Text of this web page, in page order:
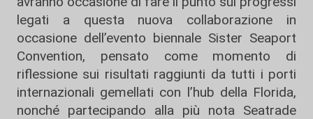
legati a questa nuova collaborazione in
occasione dell’evento biennale Sister Seaport
Convention, pensato come momento di
riflessione sui risultati raggiunti da tutti i porti
internazionali gemellati con l’hub della Florida,
nonché partecipando alla più nota Seatrade